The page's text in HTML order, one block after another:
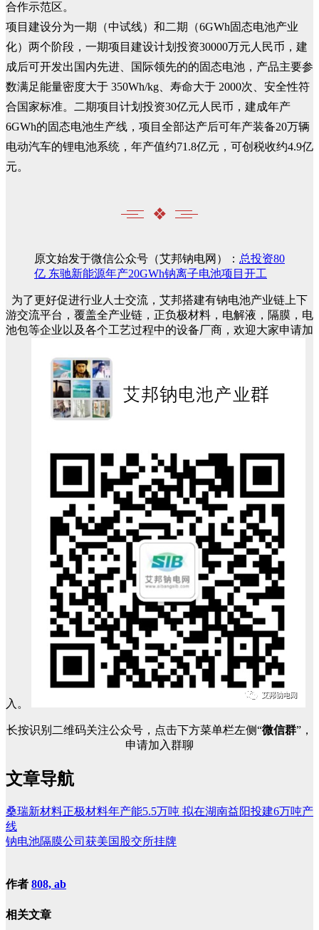
合作示范区。
项目建设分为一期（中试线）和二期（6GWh固态电池产业
化）两个阶段，一期项目建设计划投资30000万元人民币，建
成后可开发出国内先进、国际领先的的固态电池，产品主要参
数满足能量密度大于 350Wh/kg、寿命大于 2000次、安全性符
合国家标准。二期项目计划投资30亿元人民币，建成年产
6GWh的固态电池生产线，项目全部达产后可年产装备20万辆
电动汽车的锂电池系统，年产值约71.8亿元，可创税收约4.9亿
元。
❖
原文始发于微信公众号（艾邦钠电网）： 总投资80
亿 东驰新能源年产20GWh钠离子电池项目开工
为了更好促进行业人士交流，艾邦搭建有钠电池产业链上下
游交流平台，覆盖全产业链，正负极材料，电解液，隔膜，电
池包等企业以及各个工艺过程中的设备厂商，欢迎大家申请加
入。
长按识别二维码关注公众号，点击下方菜单栏左侧“微信群”，
申请加入群聊
文章导航
桑瑞新材料正极材料年产能5.5万吨 拟在湖南益阳投建6万吨产
线
钠电池隔膜公司获美国股交所挂牌
作者 808, ab
相关文章